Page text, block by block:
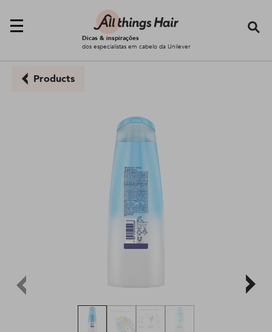
Dicas & inspirações
dos especialistas em cabelo da Unilever
Products